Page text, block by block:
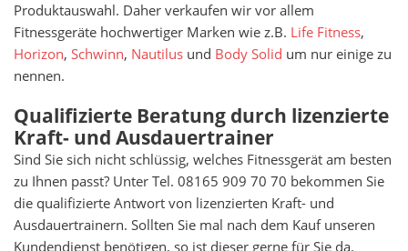
Produktauswahl. Daher verkaufen wir vor allem
Fitnessgeräte hochwertiger Marken wie z.B. Life Fitness,
Horizon, Schwinn, Nautilus und Body Solid um nur einige zu
nennen.
Qualifizierte Beratung durch lizenzierte
Kraft- und Ausdauertrainer
Sind Sie sich nicht schlüssig, welches Fitnessgerät am besten
zu Ihnen passt? Unter Tel. 08165 909 70 70 bekommen Sie
die qualifizierte Antwort von lizenzierten Kraft- und
Ausdauertrainern. Sollten Sie mal nach dem Kauf unseren
Kundendienst benötigen, so ist dieser gerne für Sie da.